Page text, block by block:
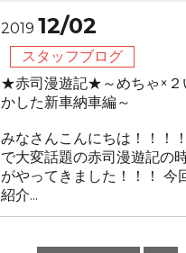
2019 12/02
スタッフブログ
★赤司漫遊記★～めちゃ×２
かした新車納車編～
みなさんこんにちは！！！
で大変話題の赤司漫遊記の
がやってきました！！！ 今
紹介...